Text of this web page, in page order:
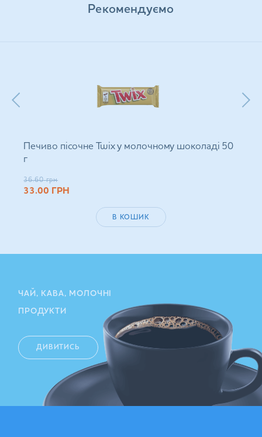
Рекомендуємо
Печиво пісочне Twix у молочному шоколаді 50
г
36.60 грн
33.00 ГРН
В КОШИК
ЧАЙ, КАВА, МОЛОЧНІ
ПРОДУКТИ
ДИВИТИСЬ